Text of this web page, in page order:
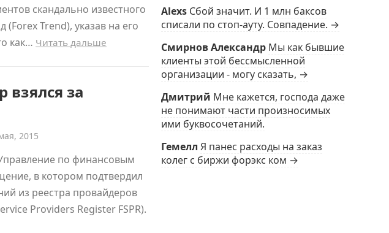
скандально известного
Trend), указав на его
как… Читать дальше
взялся за
2015
по финансовым
в котором подтвердил
из реестра провайдеров
Providers Register FSPR).
Alexs Сбой значит. И 1 млн баксов
списали по стоп-ауту. Совпадение. →
Смирнов Александр Мы как бывшие
клиенты этой бессмысленной
организации - могу сказать, →
Дмитрий Мне кажется, господа даже
не понимают части произносимых
ими буквосочетаний.
Гемелл Я панес расходы на заказ
колег с биржи форэкс ком →